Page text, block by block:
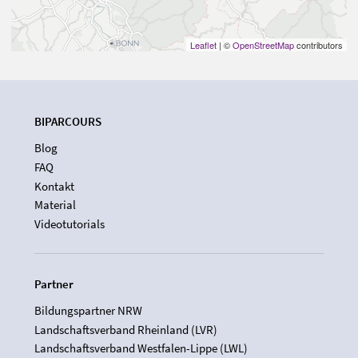
Leaflet | ©OpenStreetMapcontributors
BIPARCOURS
Blog
FAQ
Kontakt
Material
Videotutorials
Partner
Bildungspartner NRW
Landschaftsverband Rheinland (LVR)
Landschaftsverband Westfalen-Lippe (LWL)